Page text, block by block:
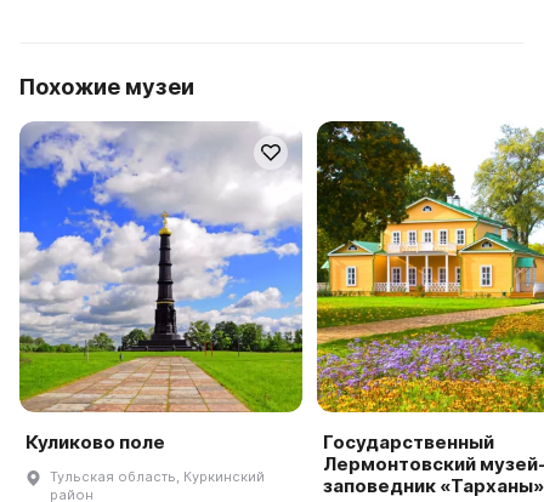
Похожие музеи
Куликово поле
Тульская область, Куркинский
район
Государственный
Лермонтовский
заповедник «Тарханы»